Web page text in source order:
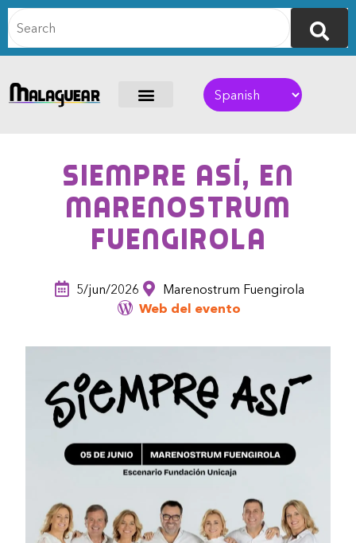
Siempre Así, en
Marenostrum
Fuengirola
5/jun/2026
Marenostrum Fuengirola
Web del evento